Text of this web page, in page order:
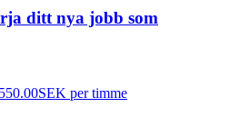
ditt nya jobb som
per timme